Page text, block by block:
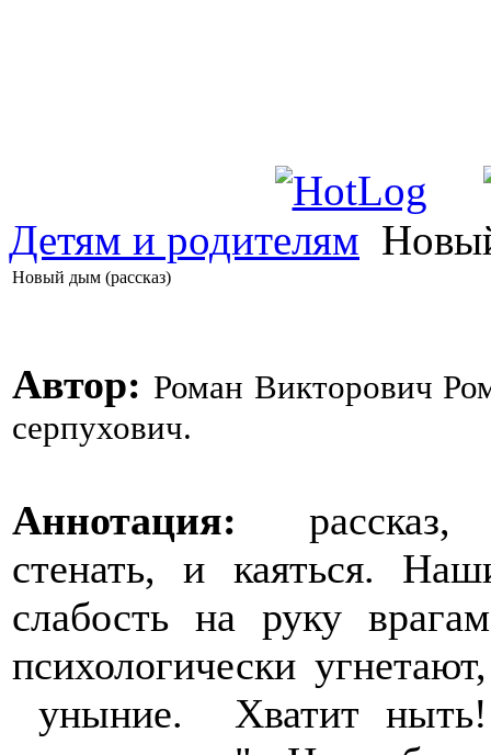
Детям и родителям
Новый дым (рассказ)
Автор: Роман Викторович
серпухович.
Аннотация: рассказ,
стенать, и каяться.
слабость на руку
психологически
уныние. Хватит